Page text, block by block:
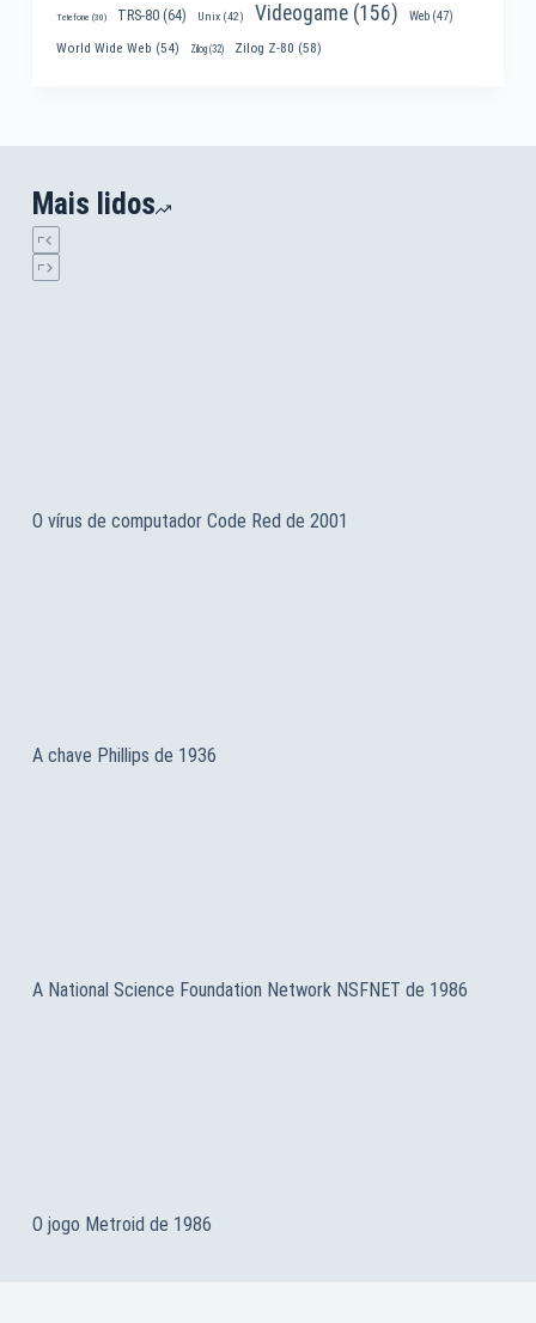
Telefone (30) TRS-80(64) Unix(42) Videogame(156) Web(47)
World Wide Web (54) Zilog(32) Zilog Z-80 (58)
Mais lidos
O vírus de computador Code Red de 2001
A chave Phillips de 1936
A National Science Foundation Network NSFNET de 1986
O jogo Metroid de 1986